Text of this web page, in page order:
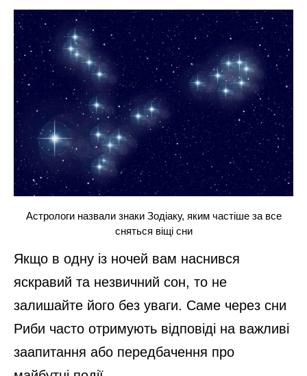
Астрологи назвали знаки Зодіаку, яким частіше за все
сняться віщі сни
Якщо в одну із ночей вам наснився
яскравий та незвичний сон, то не
залишайте його без уваги. Саме через сни
Риби часто отримують відповіді на важливі
заапитання або передбачення про